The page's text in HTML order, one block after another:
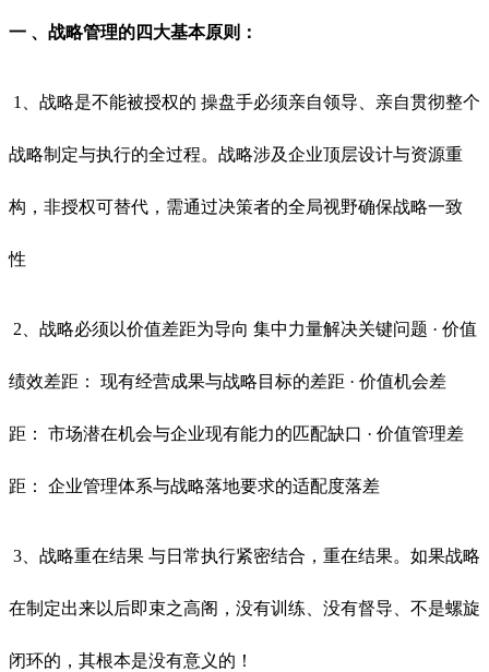
一 、战略管理的四大基本原则：
1、战略是不能被授权的 操盘手必须亲自领导、亲自贯彻整个
战略制定与执行的全过程。战略涉及企业顶层设计与资源重
构，非授权可替代，需通过决策者的全局视野确保战略一致
性
2、战略必须以价值差距为导向 集中力量解决关键问题 · 价值
绩效差距： 现有经营成果与战略目标的差距 · 价值机会差
距： 市场潜在机会与企业现有能力的匹配缺口 · 价值管理差
距： 企业管理体系与战略落地要求的适配度落差
3、战略重在结果 与日常执行紧密结合，重在结果。如果战略
在制定出来以后即束之高阁，没有训练、没有督导、不是螺旋
闭环的，其根本是没有意义的！